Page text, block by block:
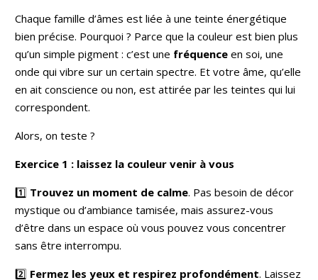
Chaque famille d’âmes est liée à une teinte énergétique
bien précise. Pourquoi ? Parce que la couleur est bien plus
qu’un simple pigment : c’est une fréquence en soi, une
onde qui vibre sur un certain spectre. Et votre âme, qu’elle
en ait conscience ou non, est attirée par les teintes qui lui
correspondent.
Alors, on teste ?
Exercice 1 : laissez la couleur venir à vous
1️⃣ Trouvez un moment de calme. Pas besoin de décor
mystique ou d’ambiance tamisée, mais assurez-vous
d’être dans un espace où vous pouvez vous concentrer
sans être interrompu.
2️⃣ Fermez les yeux et respirez profondément. Laissez